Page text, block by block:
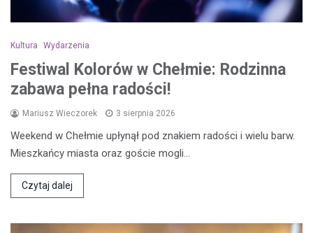
Kultura Wydarzenia
Festiwal Kolorów w Chełmie: Rodzinna
zabawa pełna radości!
Mariusz Wieczorek 3 sierpnia 2026
Weekend w Chełmie upłynął pod znakiem radości i wielu barw.
Mieszkańcy miasta oraz goście mogli…
Czytaj dalej